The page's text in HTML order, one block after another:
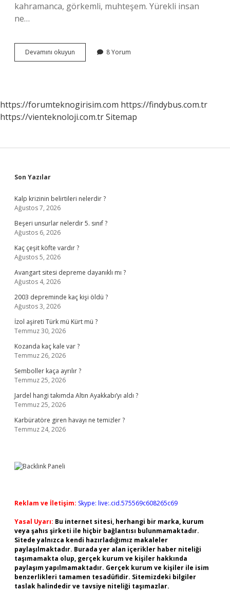
kahramanca, görkemli, muhteşem. Yürekli insan
ne…
Devamını okuyun
Yürekli
8 Yorum
https://forumteknogirisim.com https://findybus.com.tr
https://vienteknoloji.com.trSitemap
Sidebar
Son Yazılar
Kalp krizinin belirtileri nelerdir ?
Ağustos 7, 2026
Beşeri unsurlar nelerdir 5. sınıf ?
Ağustos 6, 2026
Kaç çeşit köfte vardır ?
Ağustos 5, 2026
Avangart sitesi depreme dayanıklı mı ?
Ağustos 4, 2026
2003 depreminde kaç kişi öldü ?
Ağustos 3, 2026
İzol aşireti Türk mü Kürt mü ?
Temmuz 30, 2026
Kozanda kaç kale var ?
Temmuz 26, 2026
Semboller kaça ayrılır ?
Temmuz 25, 2026
Jardel hangi takımda Altın Ayakkabı’yı aldı ?
Temmuz 25, 2026
Karbüratöre giren havayı ne temizler ?
Temmuz 24, 2026
Reklam ve İletişim: Skype: live:.cid.575569c608265c69
Yasal Uyarı: Bu internet sitesi, herhangi bir marka, kurum
veya şahıs şirketi ile hiçbir bağlantısı bulunmamaktadır.
Sitede yalnızca kendi hazırladığımız makaleler
paylaşılmaktadır. Burada yer alan içerikler haber niteliği
taşımamakta olup, gerçek kurum ve kişiler hakkında
paylaşım yapılmamaktadır. Gerçek kurum ve kişiler ile isim
benzerlikleri tamamen tesadüfidir. Sitemizdeki bilgiler
taslak halindedir ve tavsiye niteliği taşımazlar.